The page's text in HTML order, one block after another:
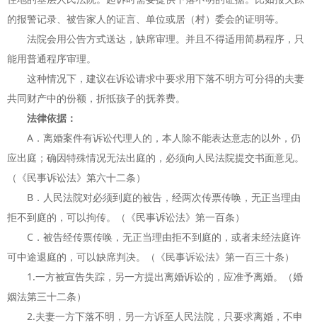
的报警记录、被告家人的证言、单位或居（村）委会的证明等。
法院会用公告方式送达，缺席审理。并且不得适用简易程序，只
能用普通程序审理。
这种情况下，建议在诉讼请求中要求用下落不明方可分得的夫妻
共同财产中的份额，折抵孩子的抚养费。
法律依据：
A．离婚案件有诉讼代理人的，本人除不能表达意志的以外，仍
应出庭；确因特殊情况无法出庭的，必须向人民法院提交书面意见。
（《民事诉讼法》第六十二条）
B．人民法院对必须到庭的被告，经两次传票传唤，无正当理由
拒不到庭的，可以拘传。（《民事诉讼法》第一百条）
C．被告经传票传唤，无正当理由拒不到庭的，或者未经法庭许
可中途退庭的，可以缺席判决。（《民事诉讼法》第一百三十条）
1.一方被宣告失踪，另一方提出离婚诉讼的，应准予离婚。（婚
姻法第三十二条）
2.夫妻一方下落不明，另一方诉至人民法院，只要求离婚，不申